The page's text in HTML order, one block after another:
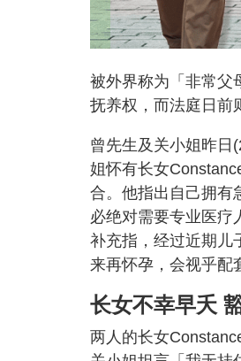
被外界称为「非常父
抚养权，而法庭日前
曾先生及关小姐昨日
姐怀有长女
合。他指出自己拥有
必绝对需要专业医疗
补充指，经过近期儿
来再怀孕，会视乎配
长女不幸早夭
两人的长女